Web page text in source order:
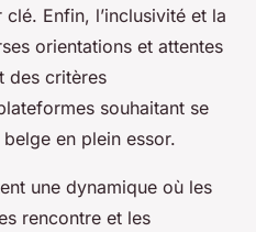
Enfin, l’inclusivité et la
orientations et attentes
des critères
souhaitant se
en plein essor.
une dynamique où les
rencontre et les